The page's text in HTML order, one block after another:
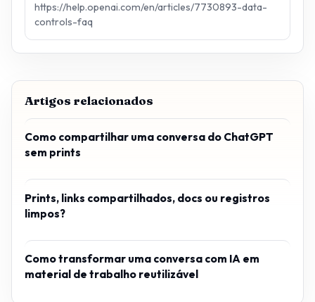
https://help.openai.com/en/articles/7730893-data-
controls-faq
Artigos relacionados
Como compartilhar uma conversa do ChatGPT
sem prints
Prints, links compartilhados, docs ou registros
limpos?
Como transformar uma conversa com IA em
material de trabalho reutilizável